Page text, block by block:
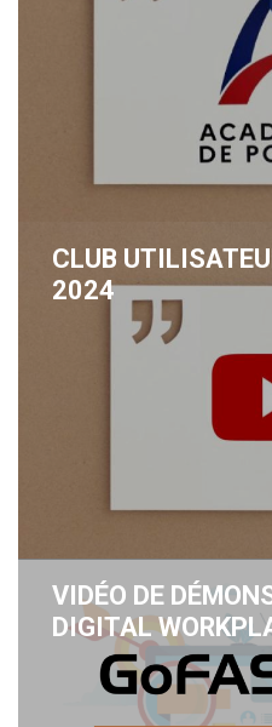
CLUB
2024
VIDÉO DE
DIGITAL